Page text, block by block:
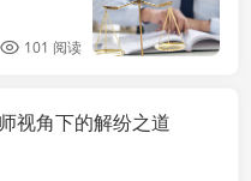
101 阅读
视角下的解纷之道